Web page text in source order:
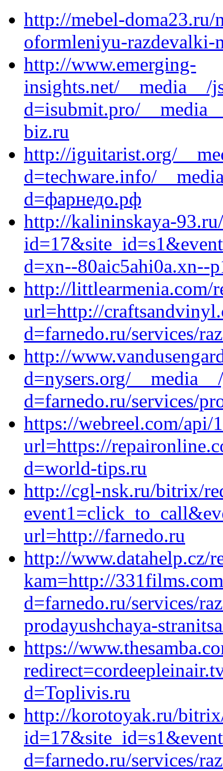
http://mebel-doma23.ru/
oformleniyu-razdevalki-
http://www.emerging-
insights.net/__media__/
d=isubmit.pro/
biz.ru
http://iguitarist.org/
d=techware.info/
d=фарнедо.рф
http://kalininskaya-
d=xn--80aic5ahi0a.xn--
http://littlearmenia.com/
url=http://
d=farnedo.ru/services/
http://
d=nysers.org/
d=farnedo.ru/services/
https://webreel.com/api/
url=https://
d=world-tips.ru
http://cgl-nsk.ru/bitrix/
url=http://farnedo.ru
http://www.datahelp.cz/
kam=http://
d=farnedo.ru/services/
prodayushchaya-
https://
d=Toplivis.ru
http://korotoyak.ru/
d=farnedo.ru/services/